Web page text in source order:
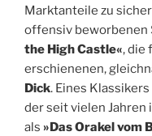
Marktanteile zu
offensiv
the High Castle«, die
erschienenen,
Dick. Eines
der seit vielen
als »Das Orakel vom